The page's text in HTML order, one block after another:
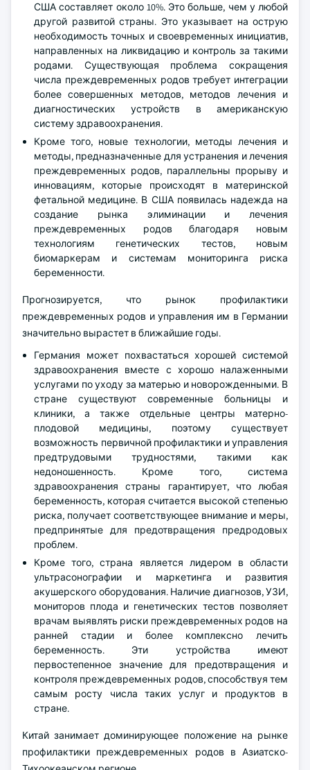
США составляет около 10%. Это больше, чем у любой
другой развитой страны. Это указывает на острую
необходимость точных и своевременных инициатив,
направленных на ликвидацию и контроль за такими
родами. Существующая проблема сокращения
числа преждевременных родов требует интеграции
более совершенных методов, методов лечения и
диагностических устройств в американскую
систему здравоохранения.
Кроме того, новые технологии, методы лечения и
методы, предназначенные для устранения и лечения
преждевременных родов, параллельны прорыву и
инновациям, которые происходят в материнской
фетальной медицине. В США появилась надежда на
создание рынка элиминации и лечения
преждевременных родов благодаря новым
технологиям генетических тестов, новым
биомаркерам и системам мониторинга риска
беременности.
Прогнозируется, что рынок профилактики
преждевременных родов и управления им в Германии
значительно вырастет в ближайшие годы.
Германия может похвастаться хорошей системой
здравоохранения вместе с хорошо налаженными
услугами по уходу за матерью и новорожденными. В
стране существуют современные больницы и
клиники, а также отдельные центры матерно-
плодовой медицины, поэтому существует
возможность первичной профилактики и управления
предтрудовыми трудностями, такими как
недоношенность. Кроме того, система
здравоохранения страны гарантирует, что любая
беременность, которая считается высокой степенью
риска, получает соответствующее внимание и меры,
предпринятые для предотвращения предродовых
проблем.
Кроме того, страна является лидером в области
ультрасонографии и маркетинга и развития
акушерского оборудования. Наличие диагнозов, УЗИ,
мониторов плода и генетических тестов позволяет
врачам выявлять риски преждевременных родов на
ранней стадии и более комплексно лечить
беременность. Эти устройства имеют
первостепенное значение для предотвращения и
контроля преждевременных родов, способствуя тем
самым росту числа таких услуг и продуктов в
стране.
Китай занимает доминирующее положение на рынке
профилактики преждевременных родов в Азиатско-